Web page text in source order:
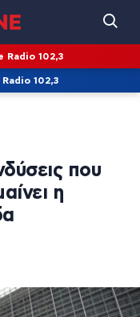
Radio 102,3
102,3
που
η